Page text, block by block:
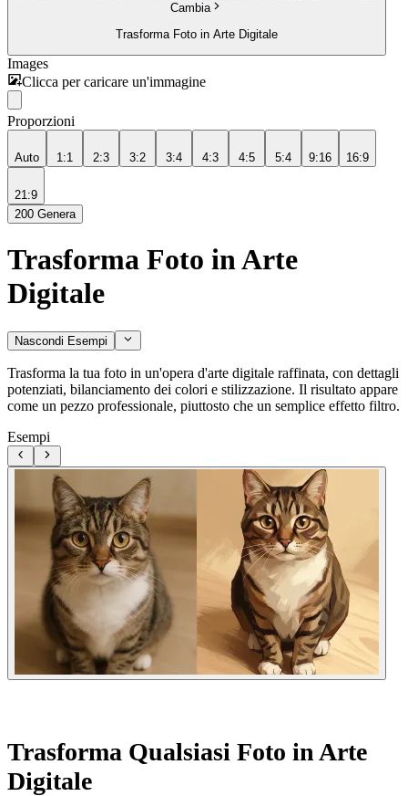
Cambia
Trasforma Foto in Arte Digitale
Images
Clicca per caricare un'immagine
Proporzioni
Auto 1:1 2:3 3:2 3:4 4:3 4:5 5:4 9:16 16:9
21:9
200 Genera
Trasforma Foto in Arte
Digitale
Nascondi Esempi
Trasforma la tua foto in un'opera d'arte digitale raffinata, con dettagli
potenziati, bilanciamento dei colori e stilizzazione. Il risultato appare
come un pezzo professionale, piuttosto che un semplice effetto filtro.
Esempi
Trasforma Qualsiasi Foto in Arte
Digitale